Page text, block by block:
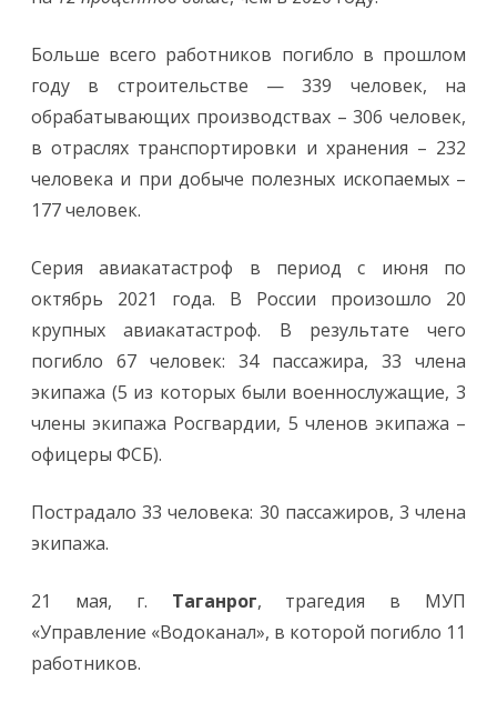
Больше всего работников погибло в прошлом
году в строительстве — 339 человек, на
обрабатывающих производствах – 306 человек,
в отраслях транспортировки и хранения – 232
человека и при добыче полезных ископаемых –
177 человек.
Серия авиакатастроф в период с июня по
октябрь 2021 года. В России произошло 20
крупных авиакатастроф. В результате чего
погибло 67 человек: 34 пассажира, 33 члена
экипажа (5 из которых были военнослужащие, 3
члены экипажа Росгвардии, 5 членов экипажа –
офицеры ФСБ).
Пострадало 33 человека: 30 пассажиров, 3 члена
экипажа.
21 мая, г. Таганрог, трагедия в МУП
«Управление «Водоканал», в которой погибло 11
работников.